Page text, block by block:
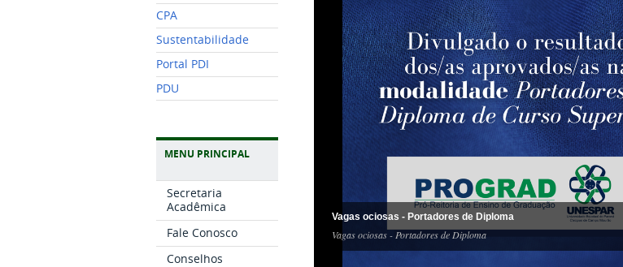
CPA
Sustentabilidade
Portal PDI
PDU
MENU PRINCIPAL
Secretaria
Acadêmica
Fale Conosco
Conselhos
Vagas ociosas - Portadores de Diploma
Vagas ociosas - Portadores de Diploma